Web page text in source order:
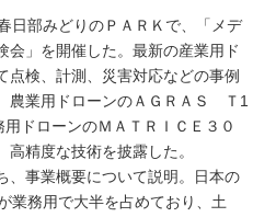
日部みどりのＰＡＲＫで、「メデ
会」を開催した。最新の産業用ド
点検、計測、災害対応などの事例
農業用ドローンのＡＧＲＡＳ Ｔ1
ドローンのＭＡＴＲＩＣＥ３０
高精度な技術を披露した。
事業概要について説明。日本の
業務用で大半を占めており、土